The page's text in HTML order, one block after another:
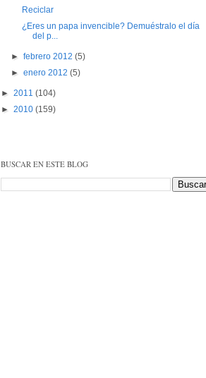
Reciclar
¿Eres un papa invencible? Demuéstralo el día
del p...
►febrero 2012(5)
►enero 2012(5)
► 2011 (104)
► 2010 (159)
BUSCAR EN ESTE BLOG